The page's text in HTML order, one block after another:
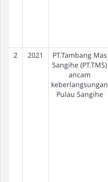
2 2021
PT.Tambang Mas
Sangihe (PT.TMS)
ancam
keberlangsungan
Pulau Sangihe